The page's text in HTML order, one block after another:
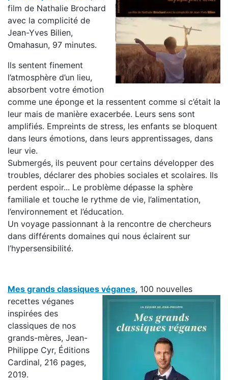
film de Nathalie Brochard
avec la complicité de
Jean-Yves Bilien,
Omahasun, 97 minutes.
lls sentent finement
l’atmosphère d’un lieu,
absorbent votre émotion
comme une éponge et la ressentent comme si c’était la
leur mais de manière exacerbée. Leurs sens sont
amplifiés. Empreints de stress, les enfants se bloquent
dans leurs émotions, dans leurs apprentissages, dans
leur vie.
Submergés, ils peuvent pour certains développer des
troubles, déclarer des phobies sociales et scolaires. Ils
perdent espoir... Le problème dépasse la sphère
familiale et touche le rythme de vie, l’alimentation,
l’environnement et l’éducation.
Un voyage passionnant à la rencontre de chercheurs
dans différents domaines qui nous éclairent sur
l’hypersensibilité.
Mes grands classiques véganes, 100 nouvelles
recettes véganes
inspirées des
classiques de nos
grands-mères, Jean-
Philippe Cyr, Éditions
Cardinal, 216 pages,
2019.